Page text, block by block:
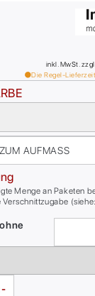
inkl. MwSt.
Die Regel-
AUFMASS
Menge an Paketen
-